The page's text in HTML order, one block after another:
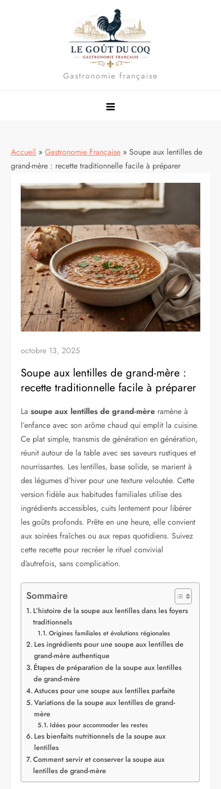
Gastronomie française
Accueil » Gastronomie Française » Soupe aux lentilles de
grand-mère : recette traditionnelle facile à préparer
octobre 13, 2025
Soupe aux lentilles de grand-mère :
recette traditionnelle facile à préparer
Lasoupe aux lentilles de grand-mère ramène à
l’enfance avec son arôme chaud qui emplit la cuisine.
Ce plat simple, transmis de génération en génération,
réunit autour de la table avec ses saveurs rustiques et
nourrissantes. Les lentilles, base solide, se marient à
des légumes d’hiver pour une texture veloutée. Cette
version fidèle aux habitudes familiales utilise des
ingrédients accessibles, cuits lentement pour libérer
les goûts profonds. Prête en une heure, elle convient
aux soirées fraîches ou aux repas quotidiens. Suivez
cette recette pour recréer le rituel convivial
d’autrefois, sans complication.
Sommaire
L’histoire de la soupe aux lentilles dans les foyers
traditionnels
Origines familiales et évolutions régionales
Les ingrédients pour une soupe aux lentilles de
grand-mère authentique
Étapes de préparation de la soupe aux lentilles
de grand-mère
Astuces pour une soupe aux lentilles parfaite
Variations de la soupe aux lentilles de grand-
mère
Idées pour accommoder les restes
Les bienfaits nutritionnels de la soupe aux
lentilles
Comment servir et conserver la soupe aux
lentilles de grand-mère